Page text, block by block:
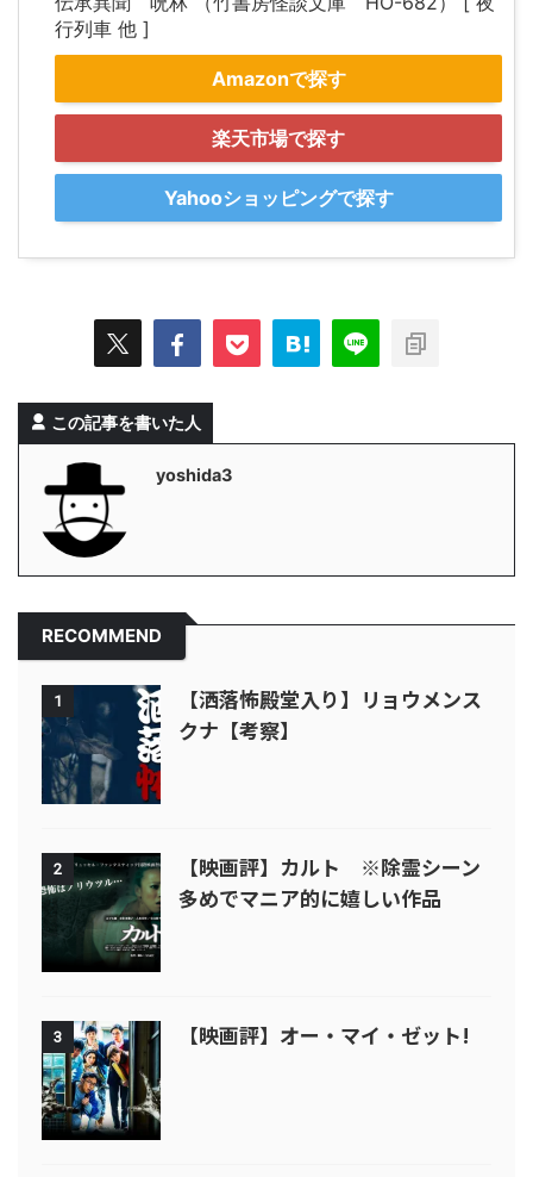
行列車 他 ]
Amazonで探す
楽天市場で探す
Yahooショッピングで探す
この記事を書いた人
yoshida3
RECOMMEND
1
【洒落怖殿堂入り】リョウメンス
クナ【考察】
2
【映画評】カルト ※除霊シーン
多めでマニア的に嬉しい作品
3 【映画評】オー・マイ・ゼット!